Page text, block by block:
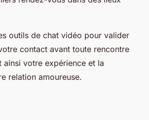
outils de chat vidéo pour valider
contact avant toute rencontre
ainsi votre expérience et la
relation amoureuse.